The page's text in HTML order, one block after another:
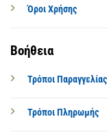
Όροι Χρήσης
Βοήθεια
Τρόποι Παραγγελίας
Τρόποι Πληρωμής